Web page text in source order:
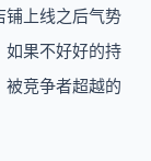
铺上线之后气势
如果不好好的持
竞争者超越的